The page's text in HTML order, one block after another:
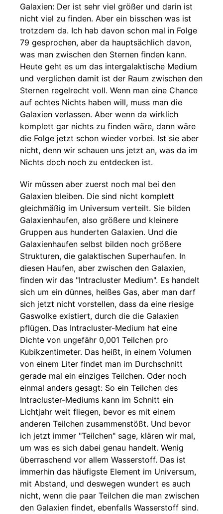
Galaxien: Der ist sehr viel größer und darin ist
nicht viel zu finden. Aber ein bisschen was ist
trotzdem da. Ich hab davon schon mal in Folge
79 gesprochen, aber da hauptsächlich davon,
was man zwischen den Sternen finden kann.
Heute geht es um das intergalaktische Medium
und verglichen damit ist der Raum zwischen den
Sternen regelrecht voll. Wenn man eine Chance
auf echtes Nichts haben will, muss man die
Galaxien verlassen. Aber wenn da wirklich
komplett gar nichts zu finden wäre, dann wäre
die Folge jetzt schon wieder vorbei. Ist sie aber
nicht, denn wir schauen uns jetzt an, was da im
Nichts doch noch zu entdecken ist.
Wir müssen aber zuerst noch mal bei den
Galaxien bleiben. Die sind nicht komplett
gleichmäßig im Universum verteilt. Sie bilden
Galaxienhaufen, also größere und kleinere
Gruppen aus hunderten Galaxien. Und die
Galaxienhaufen selbst bilden noch größere
Strukturen, die galaktischen Superhaufen. In
diesen Haufen, aber zwischen den Galaxien,
finden wir das "Intracluster Medium". Es handelt
sich um ein dünnes, heißes Gas, aber man darf
sich jetzt nicht vorstellen, dass da eine riesige
Gaswolke existiert, durch die die Galaxien
pflügen. Das Intracluster-Medium hat eine
Dichte von ungefähr 0,001 Teilchen pro
Kubikzentimeter. Das heißt, in einem Volumen
von einem Liter findet man im Durchschnitt
gerade mal ein einziges Teilchen. Oder noch
einmal anders gesagt: So ein Teilchen des
Intracluster-Mediums kann im Schnitt ein
Lichtjahr weit fliegen, bevor es mit einem
anderen Teilchen zusammenstößt. Und bevor
ich jetzt immer "Teilchen" sage, klären wir mal,
um was es sich dabei genau handelt. Wenig
überraschend vor allem Wasserstoff. Das ist
immerhin das häufigste Element im Universum,
mit Abstand, und deswegen wundert es auch
nicht, wenn die paar Teilchen die man zwischen
den Galaxien findet, ebenfalls Wasserstoff sind.